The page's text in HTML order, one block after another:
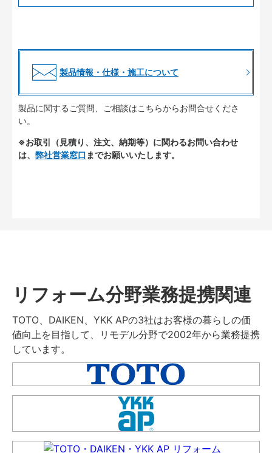
製品情報・仕様・施工について
製品に関するご質問、ご相談はこちらからお問合せくださ
い。
※お取引（見積り、注文、納期等）に関わるお問い合わせ
は、 弊社営業窓口 までお願いいたします。
リフォーム分野業務提携関連
TOTO、DAIKEN、YKK APの3社はお客様の暮らしの価
値向上を目指して、リモデル分野で2002年から業務提携
しています。